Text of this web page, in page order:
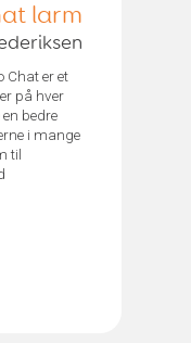
larm
Chat er et
på hver
bedre
i mange
til